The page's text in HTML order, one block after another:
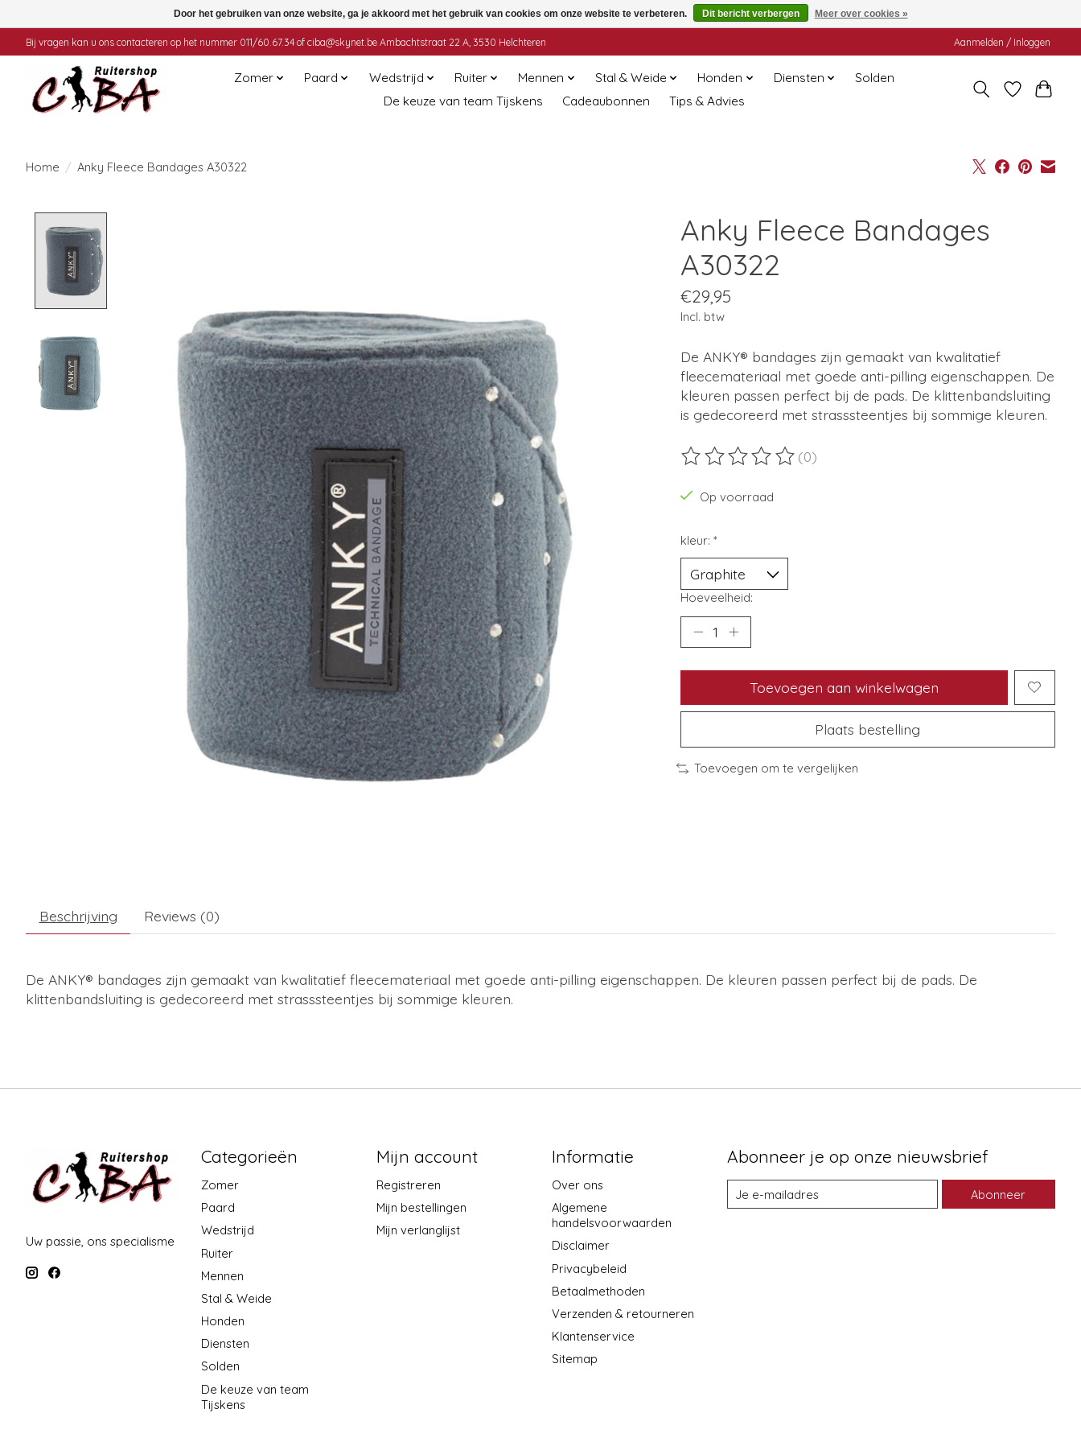
Bij vragen kan u ons contacteren op het nummer 011/60.67.34 of ciba@skynet.be Ambachtstraat 22 A, 3530 Helchteren Aanmelden / Inloggen
Zomer Paard Wedstrijd Ruiter Mennen Stal & Weide Honden Diensten
Solden
De keuze van team Tijskens
Cadeaubonnen Tips & Advies
Home / Anky Fleece Bandages A30322
Anky Fleece Bandages
A30322
€29,95
Incl. btw
De ANKY® bandages zijn gemaakt van kwalitatief
fleecemateriaal met goede anti-pilling eigenschappen. De
kleuren passen perfect bij de pads. De klittenbandsluiting
is gedecoreerd met strasssteentjes bij sommige kleuren.
De beoordeling van dit product is
(0)
Op voorraad
kleur: *
Hoeveelheid:
Toevoegen aan winkelwagen
Plaats bestelling
Toevoegen om te vergelijken
Beschrijving Reviews (0)
De ANKY® bandages zijn gemaakt van kwalitatief fleecemateriaal met goede anti-pilling eigenschappen. De kleuren passen perfect bij de pads. De
klittenbandsluiting is gedecoreerd met strasssteentjes bij sommige kleuren.
Uw passie, ons specialisme
Categorieën
Zomer
Paard
Wedstrijd
Ruiter
Mennen
Stal & Weide
Honden
Diensten
Solden
De keuze van team
Tijskens
Mijn account
Registreren
Mijn bestellingen
Mijn verlanglijst
Informatie
Over ons
Algemene
handelsvoorwaarden
Disclaimer
Privacybeleid
Betaalmethoden
Verzenden & retourneren
Klantenservice
Sitemap
Abonneer je op onze nieuwsbrief
Abonneer
Door het gebruiken van onze website, ga je akkoord met het gebruik van cookies om onze website te verbeteren. Dit bericht verbergen Meer over cookies »